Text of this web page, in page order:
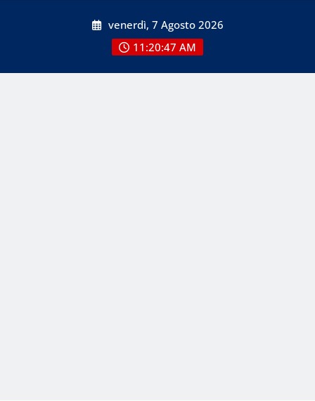
venerdì, 7 Agosto 2026
11:20:47 AM